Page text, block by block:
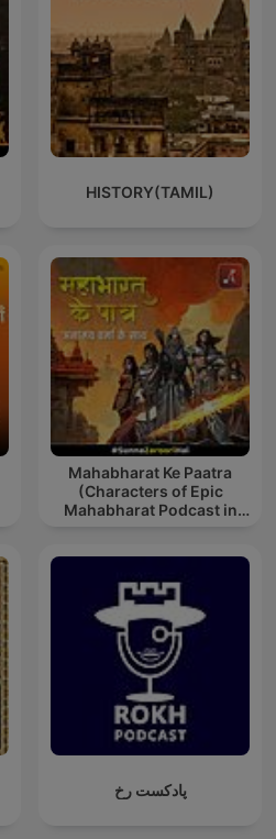
HISTORY(TAMIL)
Mahabharat Ke Paatra
(Characters of Epic
Mahabharat Podcast in
پادکست رخ